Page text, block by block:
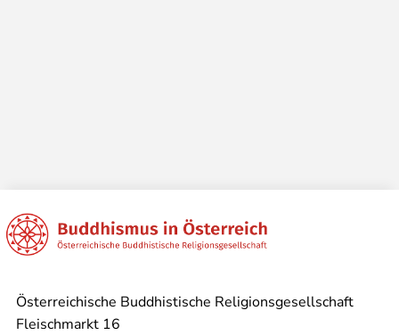
Österreichische Buddhistische Religionsgesellschaft
Fleischmarkt 16